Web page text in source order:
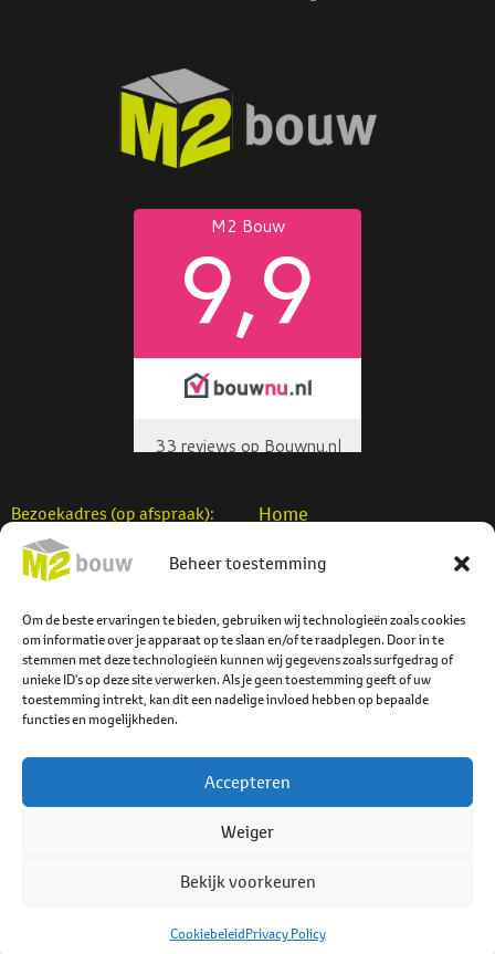
Beheer toestemming
Om de beste ervaringen te bieden, gebruiken wij technologieën zoals cookies
om informatie over je apparaat op te slaan en/of te raadplegen. Door in te
stemmen met deze technologieën kunnen wij gegevens zoals surfgedrag of
unieke ID's op deze site verwerken. Als je geen toestemming geeft of uw
toestemming intrekt, kan dit een nadelige invloed hebben op bepaalde
functies en mogelijkheden.
Accepteren
Weiger
Bekijk voorkeuren
CookiebeleidPrivacy Policy
Bezoekadres (op afspraak):
M2 Bouw b.v.
Einsteinstraat 7
info@m2bouw.nl
Tel:0523-614779
Home
Utiliteitsbouw
Projecten
Contact